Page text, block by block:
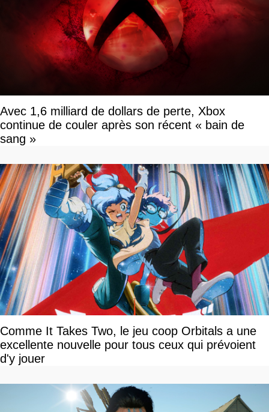
Avec 1,6 milliard de dollars de perte, Xbox
continue de couler après son récent « bain de
sang »
Comme It Takes Two, le jeu coop Orbitals a une
excellente nouvelle pour tous ceux qui prévoient
d'y jouer